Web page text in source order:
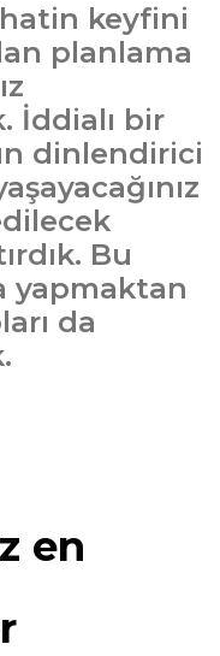
keyfini
planlama
İddialı bir
dinlendirici
Bu
yapmaktan
da
en